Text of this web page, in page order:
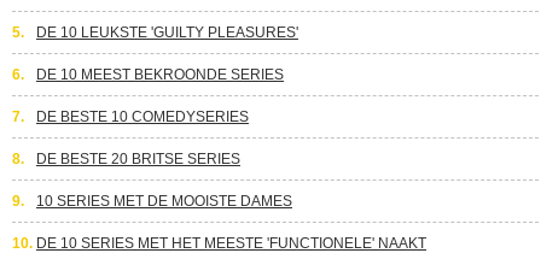
5. DE 10 LEUKSTE 'GUILTY PLEASURES'
6. DE 10 MEEST BEKROONDE SERIES
7. DE BESTE 10 COMEDYSERIES
8. DE BESTE 20 BRITSE SERIES
9. 10 SERIES MET DE MOOISTE DAMES
10. DE 10 SERIES MET HET MEESTE 'FUNCTIONELE' NAAKT